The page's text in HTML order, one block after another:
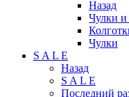
Назад
Чулки и
Чулки
S A L E
Назад
S A L E
Последний